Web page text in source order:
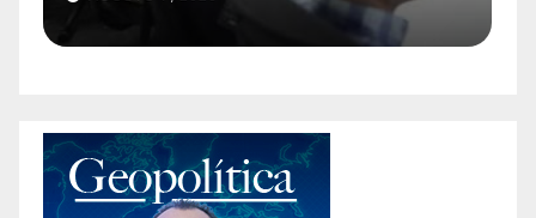
afirman que hay más